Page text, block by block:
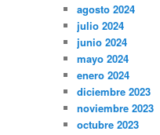
agosto 2024
julio 2024
junio 2024
mayo 2024
enero 2024
diciembre 2023
noviembre 2023
octubre 2023